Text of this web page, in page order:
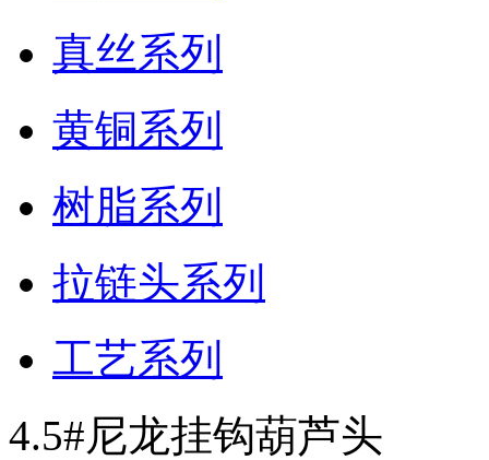
真丝系列
黄铜系列
树脂系列
拉链头系列
工艺系列
4.5#尼龙挂钩葫芦头